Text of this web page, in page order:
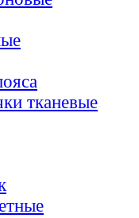
тканевые